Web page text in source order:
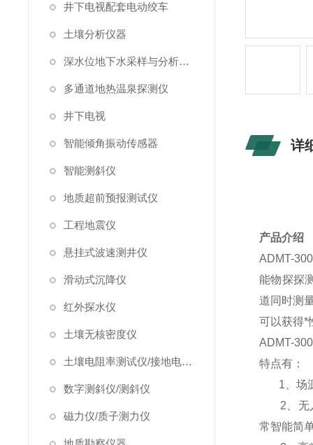
井下电视配套电动绞车
土壤分析仪器
深水位地下水采样与分析系统
多通道地热温泉探测仪
井下电视
智能倾角振动传感器
智能测斜仪
地质超前预报测试仪
工程地震仪
悬挂式波速测井仪
滑动式沉降仪
红外探水仪
土壤无核密度仪
土壤电阻率测试仪/接地电阻测试仪
数字测斜仪/测斜仪
磁力仪/质子测力仪
详
产品介绍
ADMT-
能物探探
道同时测
可以获得*
ADMT-
特点有：
1、场源
2、无人
常智能简